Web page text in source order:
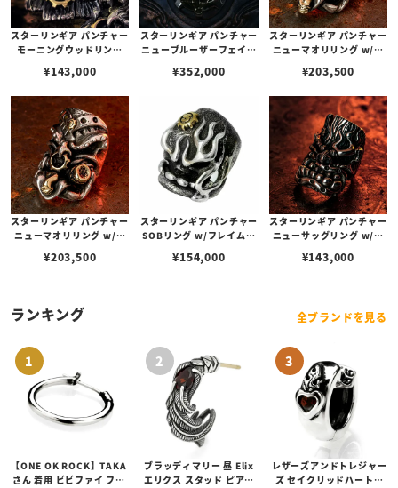
スターリンギア パンチャー
モーニングウッドリング
スギア
¥143,000
スターリンギア パンチャー
ニューブルーザーフェイス
グフェイス/ブラスアメリ
アックス/ブラスタイニー
ギア＆Sギアロゴ(s00012
1558)
¥352,000
スターリンギア パンチャー
ニューマオリリング w/ブ
ガー＆ミニSギアロゴ＆ギ
¥203,500
スターリンギア パンチャー
ニューマオリリング w/ブ
ッグシガー＆ミニSギアロ
¥203,500
スターリンギア パンチャー
SOBリング w/フレイムス
チャー
¥154,000
スターリンギア パンチャー
ニューサッグリング w/ブ
¥143,000
ランキング 全ブランドを見る
【ONE OK ROCK】TAKA
さん 着用 ビビファイ フー
ブラッディマリー 昼 Elix
エリクス スタッド ピアス
レザーズアンドトレジャー
ズ セイクリッドハートピ